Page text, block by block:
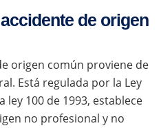
de origen
origen común proviene de
Está regulada por la Ley
ley 100 de 1993, establece
no profesional y no